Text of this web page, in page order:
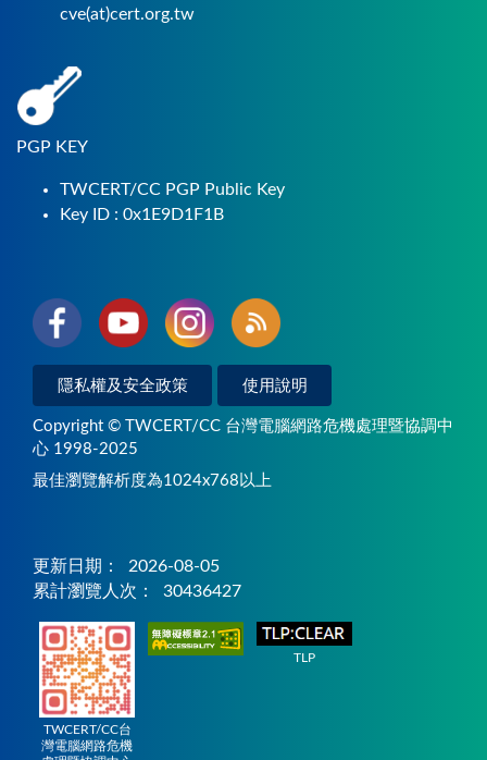
cve(at)cert.org.tw
PGP KEY
TWCERT/CC PGP Public Key
Key ID : 0x1E9D1F1B
隱私權及安全政策 使用說明
Copyright © TWCERT/CC 台灣電腦網路危機處理暨協調中
心 1998-2025
最佳瀏覽解析度為1024x768以上
更新日期：
2026-08-05
累計瀏覽人次：
30436427
TWCERT/CC台
灣電腦網路危機
TLP